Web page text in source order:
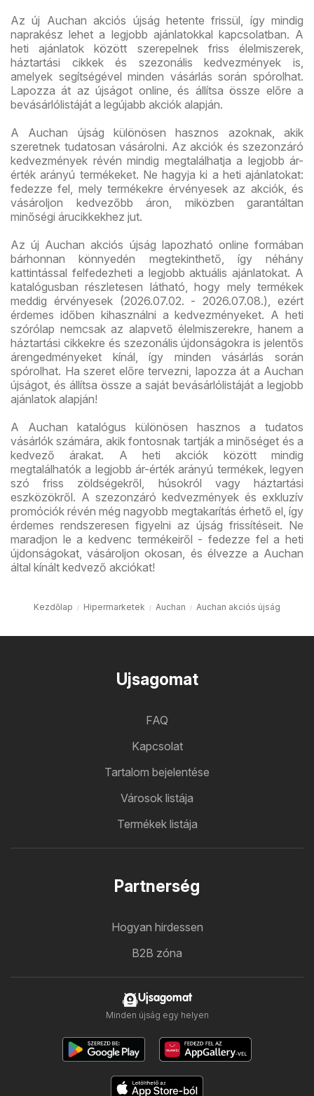
Az új Auchan akciós újság hetente frissül, így mindig
naprakész lehet a legjobb ajánlatokkal kapcsolatban. A
heti ajánlatok között szerepelnek friss élelmiszerek,
háztartási cikkek és szezonális kedvezmények is,
amelyek segítségével minden vásárlás során spórolhat.
Lapozza át az újságot online, és állítsa össze előre a
bevásárlólistáját a legújabb akciók alapján.
A Auchan újság különösen hasznos azoknak, akik
szeretnek tudatosan vásárolni. Az akciók és szezonzáró
kedvezmények révén mindig megtalálhatja a legjobb ár-
érték arányú termékeket. Ne hagyja ki a heti ajánlatokat:
fedezze fel, mely termékekre érvényesek az akciók, és
vásároljon kedvezőbb áron, miközben garantáltan
minőségi árucikkekhez jut.
Az új Auchan akciós újság lapozható online formában
bárhonnan könnyedén megtekinthető, így néhány
kattintással felfedezheti a legjobb aktuális ajánlatokat. A
katalógusban részletesen látható, hogy mely termékek
meddig érvényesek (2026.07.02. - 2026.07.08.), ezért
érdemes időben kihasználni a kedvezményeket. A heti
szórólap nemcsak az alapvető élelmiszerekre, hanem a
háztartási cikkekre és szezonális újdonságokra is jelentős
árengedményeket kínál, így minden vásárlás során
spórolhat. Ha szeret előre tervezni, lapozza át a Auchan
újságot, és állítsa össze a saját bevásárlólistáját a legjobb
ajánlatok alapján!
A Auchan katalógus különösen hasznos a tudatos
vásárlók számára, akik fontosnak tartják a minőséget és a
kedvező árakat. A heti akciók között mindig
megtalálhatók a legjobb ár-érték arányú termékek, legyen
szó friss zöldségekről, húsokról vagy háztartási
eszközökről. A szezonzáró kedvezmények és exkluzív
promóciók révén még nagyobb megtakarítás érhető el, így
érdemes rendszeresen figyelni az újság frissítéseit. Ne
maradjon le a kedvenc termékeiről - fedezze fel a heti
újdonságokat, vásároljon okosan, és élvezze a Auchan
által kínált kedvező akciókat!
Kezdőlap Hipermarketek Auchan Auchan akciós újság
Ujsagomat
FAQ
Kapcsolat
Tartalom bejelentése
Városok listája
Termékek listája
Partnerség
Hogyan hirdessen
B2B zóna
Ujsagomat
Minden újság egy helyen